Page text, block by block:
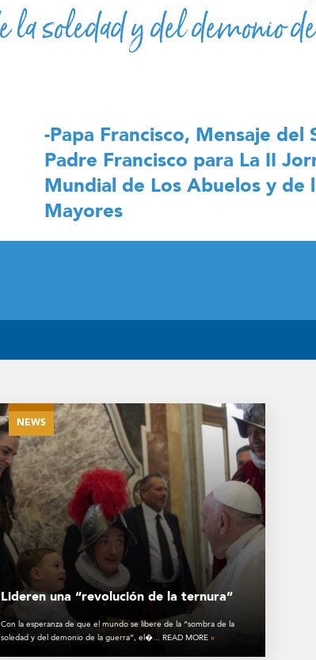
la soledad y del demonio
-Papa Francisco, Mensaje del
Padre Francisco para La II
Mundial de Los Abuelos y de
Mayores
NEWS
Lideren una “revolución de la ternura”
Con la esperanza de que el mundo se libere de la “sombra de la
soledad y del demonio de la guerra”, el�... READ MORE »